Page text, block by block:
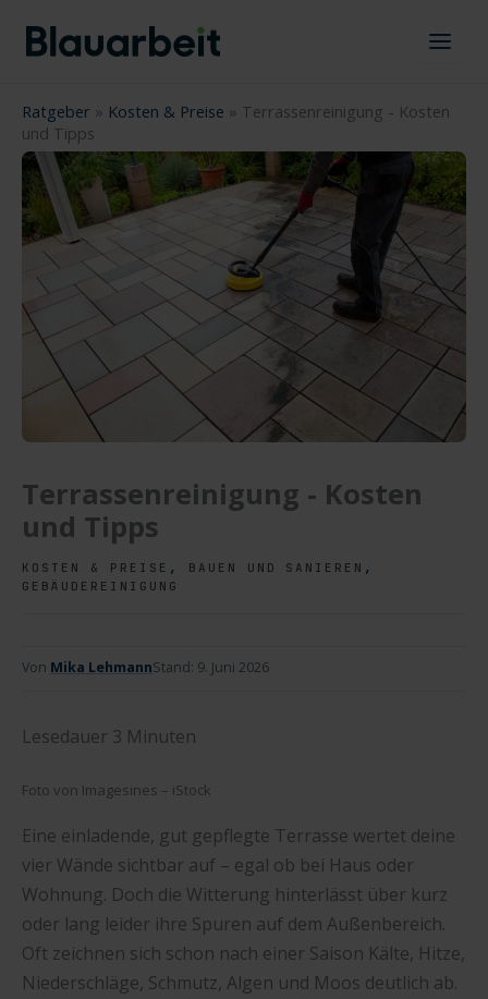
Inhalt
springen
Ratgeber » Kosten & Preise » Terrassenreinigung - Kosten
und Tipps
Terrassenreinigung - Kosten
und Tipps
KOSTEN & PREISE , BAUEN UND SANIEREN ,
GEBÄUDEREINIGUNG
Von Mika LehmannStand: 9. Juni 2026
Lesedauer 3 Minuten
Foto von Imagesines – iStock
Eine einladende, gut gepflegte Terrasse wertet deine
vier Wände sichtbar auf – egal ob bei Haus oder
Wohnung. Doch die Witterung hinterlässt über kurz
oder lang leider ihre Spuren auf dem Außenbereich.
Oft zeichnen sich schon nach einer Saison Kälte, Hitze,
Niederschläge, Schmutz, Algen und Moos deutlich ab.